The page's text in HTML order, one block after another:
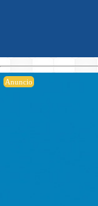
Anuncio